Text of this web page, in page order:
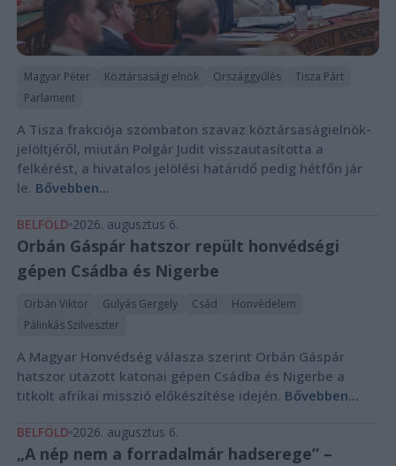
Magyar Péter Köztársasági elnök Országgyűlés
Tisza Párt
Parlament
A Tisza frakciója szombaton szavaz köztársaságielnök-
jelöltjéről, miután Polgár Judit visszautasította a
felkérést, a hivatalos jelölési határidő pedig hétfőn jár
le. Bővebben...
BELFÖLD 2026. augusztus 6.
Orbán Gáspár hatszor repült honvédségi
gépen Csádba és Nigerbe
Orbán Viktor Gulyás Gergely Csád
Honvédelem
Pálinkás Szilveszter
A Magyar Honvédség válasza szerint Orbán Gáspár
hatszor utazott katonai gépen Csádba és Nigerbe a
titkolt afrikai misszió előkészítése idején. Bővebben...
BELFÖLD 2026. augusztus 6.
„A nép nem a forradalmár hadserege” –